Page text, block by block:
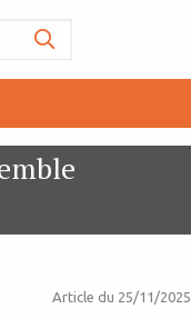
Article du 25/11/2025